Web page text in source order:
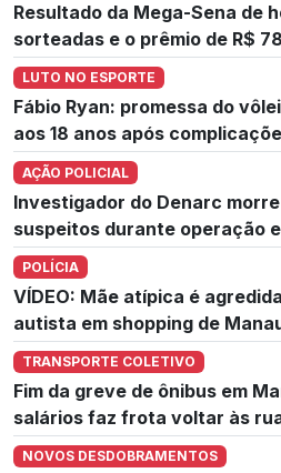
Resultado da Mega-Sena de
sorteadas e o prêmio de R$
LUTO NO ESPORTE
Fábio Ryan: promessa do
aos 18 anos após
AÇÃO POLICIAL
Investigador do Denarc
suspeitos durante operação
POLÍCIA
VÍDEO: Mãe atípica é
autista em shopping de
TRANSPORTE COLETIVO
Fim da greve de ônibus em
salários faz frota voltar às
NOVOS DESDOBRAMENTOS